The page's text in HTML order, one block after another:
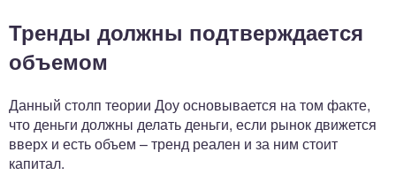
Тренды должны подтверждается
объемом
Данный столп теории Доу основывается на том факте,
что деньги должны делать деньги, если рынок движется
вверх и есть объем – тренд реален и за ним стоит
капитал.